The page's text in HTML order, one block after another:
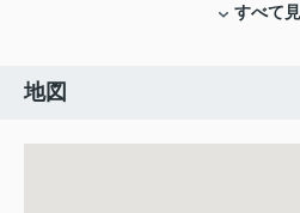
すべて
地図